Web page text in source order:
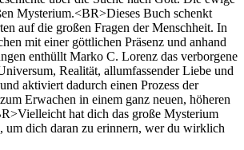
Mysterium.<BR>Dieses Buch schenkt
auf die großen Fragen der Menschheit. In
mit einer göttlichen Präsenz und anhand
enthüllt Marko C. Lorenz das verborgene
Realität, allumfassender Liebe und
aktiviert dadurch einen Prozess der
Erwachen in einem ganz neuen, höheren
hat dich das große Mysterium
um dich daran zu erinnern, wer du wirklich